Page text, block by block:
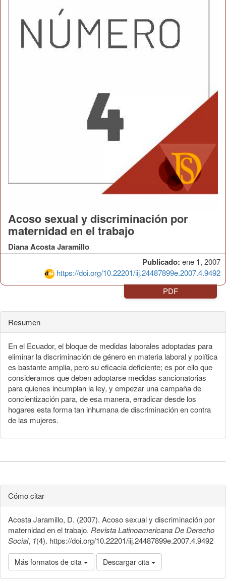
Publicado: ene 1, 2007
https://doi.org/10.22201/iij.24487899e.2007.4.9492
Acoso sexual y discriminación por
maternidad en el trabajo
Diana Acosta Jaramillo
PDF
Resumen
En el Ecuador, el bloque de medidas laborales adoptadas para
eliminar la discriminación de género en materia laboral y política
es bastante amplia, pero su eficacia deficiente; es por ello que
consideramos que deben adoptarse medidas sancionatorias
para quienes incumplan la ley, y empezar una campaña de
concientización para, de esa manera, erradicar desde los
hogares esta forma tan inhumana de discriminación en contra
de las mujeres.
Cómo citar
Acosta Jaramillo, D. (2007). Acoso sexual y discriminación por
maternidad en el trabajo. Revista Latinoamericana De Derecho
Social, 1(4). https://doi.org/10.22201/iij.24487899e.2007.4.9492
Más formatos de cita Descargar cita